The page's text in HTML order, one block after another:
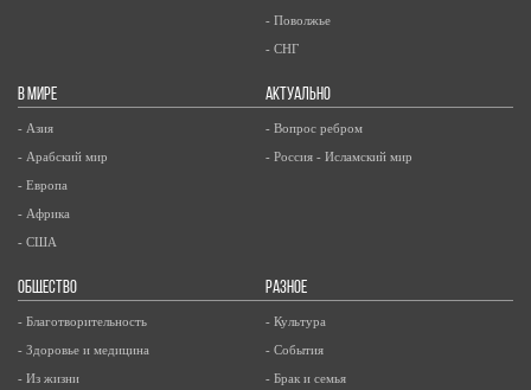
- Поволжье
- СНГ
В МИРЕ
- Азия
- Арабский мир
- Европа
- Африка
- США
АКТУАЛЬНО
- Вопрос ребром
- Россия - Исламский мир
ОБЩЕСТВО
- Благотворительность
- Здоровье и медицина
- Из жизни
РАЗНОЕ
- Культура
- События
- Брак и семья